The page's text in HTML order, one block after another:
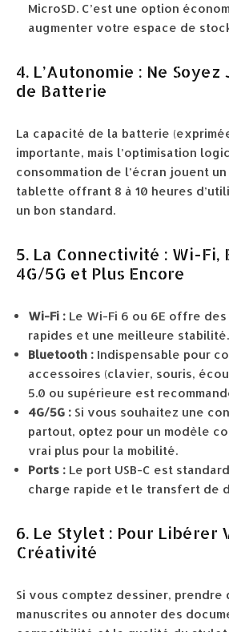
MicroSD. C’est une option
augmenter votre espace de
4. L’Autonomie : Ne
de Batterie
La capacité de la batterie
importante, mais l’optimisation
consommation de l’écran jouent
tablette offrant 8 à 10 heures
un bon standard.
5. La Connectivité : Wi-Fi,
4G/5G et Plus Encore
Wi-Fi : Le Wi-Fi 6 ou 6E offre
rapides et une meilleure stabilité.
Bluetooth : Indispensable pour
accessoires (clavier, souris,
5.0 ou supérieure est
4G/5G : Si vous souhaitez une
partout, optez pour un modèle
vrai plus pour la mobilité.
Ports : Le port USB-C est
charge rapide et le transfert de
6. Le Stylet : Pour Libérer
Créativité
Si vous comptez dessiner, prendre
manuscrites ou annoter des